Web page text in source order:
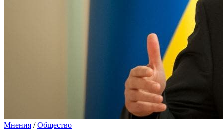
Мнения /Общество